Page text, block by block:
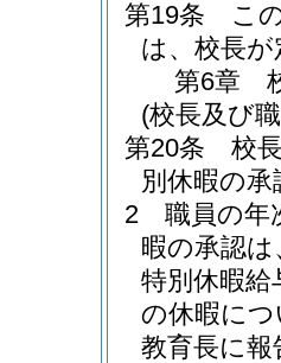
第19条
こ
は、校長
第6章
(校長及び
第20条
校
別休暇の
2
職員の年
暇の承認
特別休暇
の休暇に
教育長に